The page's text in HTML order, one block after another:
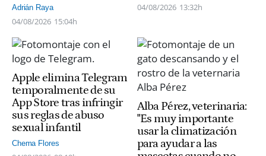
Adrián Raya
04/08/2026 15:04h
04/08/2026 13:32h
Apple elimina Telegram
temporalmente de su
App Store tras infringir
sus reglas de abuso
sexual infantil
Chema Flores
Alba Pérez, veterinaria:
"Es muy importante
usar la climatización
para ayudar a las